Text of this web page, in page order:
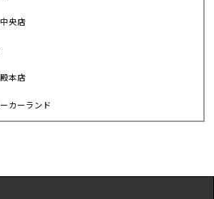
央店
本店
カーランド